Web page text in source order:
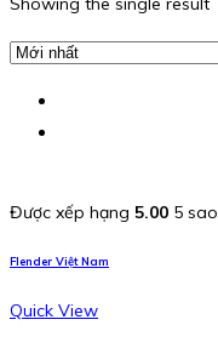
Được xếp hạng 5.00 5 sao
Flender Việt Nam
Quick View